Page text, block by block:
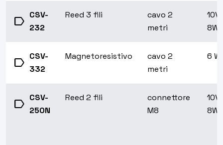
label CSV-
232
Reed 3 fili
cavo 2
metri
8W
label CSV-
332
Magnetoresistivo
cavo 2
metri
6 W
label CSV-
250N
Reed 2 fili
connettore
M8
8W